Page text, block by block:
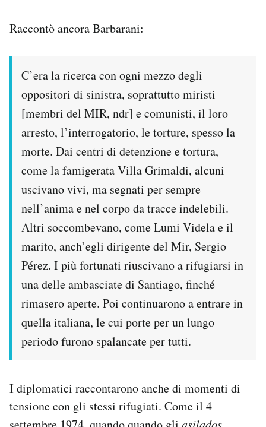
Raccontò ancora Barbarani:
C’era la ricerca con ogni mezzo degli
oppositori di sinistra, soprattutto miristi
[membri del MIR, ndr] e comunisti, il loro
arresto, l’interrogatorio, le torture, spesso la
morte. Dai centri di detenzione e tortura,
come la famigerata Villa Grimaldi, alcuni
uscivano vivi, ma segnati per sempre
nell’anima e nel corpo da tracce indelebili.
Altri soccombevano, come Lumi Videla e il
marito, anch’egli dirigente del Mir, Sergio
Pérez. I più fortunati riuscivano a rifugiarsi in
una delle ambasciate di Santiago, finché
rimasero aperte. Poi continuarono a entrare in
quella italiana, le cui porte per un lungo
periodo furono spalancate per tutti.
I diplomatici raccontarono anche di momenti di
tensione con gli stessi rifugiati. Come il 4
asilados